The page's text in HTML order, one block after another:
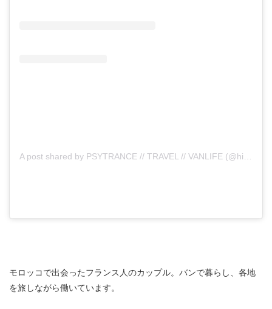
モロッコで出会ったフランス人のカップル。バンで暮らし、各地
を旅しながら働いています。